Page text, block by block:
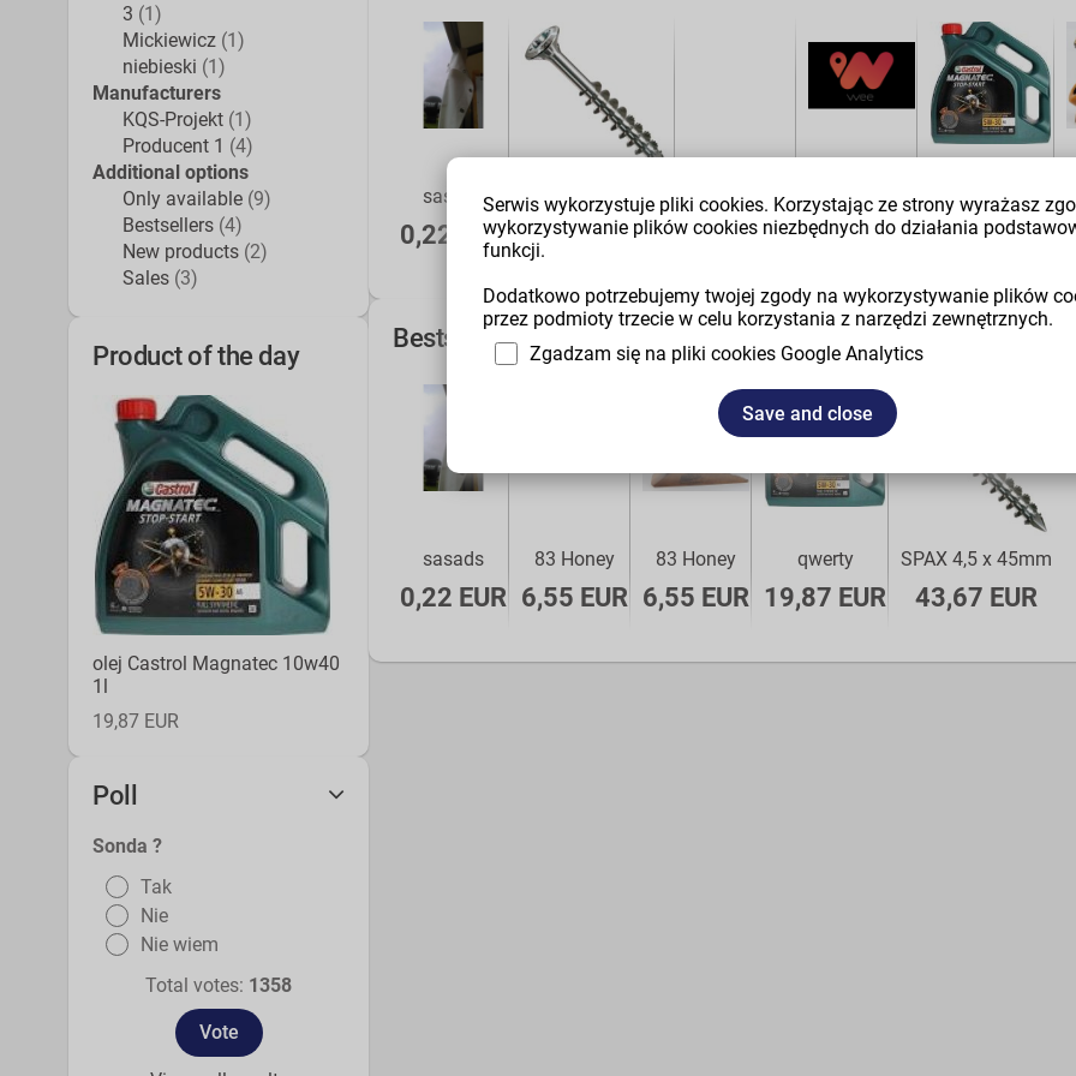
Serwis wykorzystuje pliki cookies. Korzystając ze strony wyrażasz
wykorzystywanie plików cookies niezbędnych do działania
funkcji.
Dodatkowo potrzebujemy twojej zgody na wykorzystywanie plików
przez podmioty trzecie w celu korzystania z narzędzi zewnętrznych.
Zgadzam się na pliki cookies Google Analytics
Save and close
3 (1)
Mickiewicz (1)
niebieski (1)
Manufacturers
KQS-Projekt (1)
Producent 1 (4)
Additional options
Only available (9)
Bestsellers (4)
New products (2)
Sales (3)
Product of the day
olej Castrol Magnatec 10w40
1l
19,87 EUR
Poll
Sonda ?
Tak
Nie
Nie wiem
Total votes: 1358
wnętrz to
znakomity
sposób
na
Kupując
zegar
pozostaje
tylko
kwestia
Który w
odpowiedni
podkreśli
wykończenie
pomieszczenia
Zegar do
domu
znajdzie
sasads
0,22 EUR
SPAX 4,5 x 45mm
43,67 EUR
Zegar
1,09 EUR
83 Honey
6,55 EUR
qwerty
19,87 EUR
Bestsellers
sasads
0,22 EUR
83 Honey
6,55 EUR
83 Honey
6,55 EUR
qwerty
19,87 EUR
SPAX 4,5 x 45mm
43,67 EUR